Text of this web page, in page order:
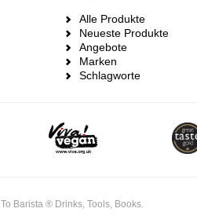
Alle Produkte
Neueste Produkte
Angebote
Marken
Schlagworte
Barista ® Drinks, Tools, Books.